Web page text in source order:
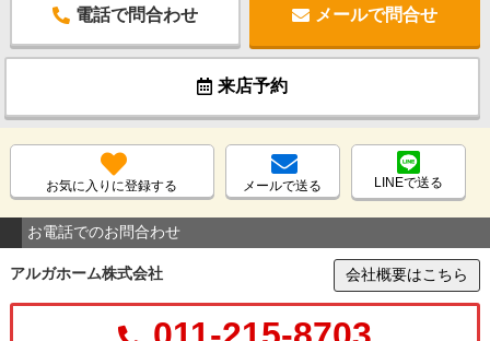
電話で問合わせ メールで問合せ
来店予約
お気に入りに登録する メールで送る LINEで送る
お電話でのお問合わせ
アルガホーム株式会社 会社概要はこちら